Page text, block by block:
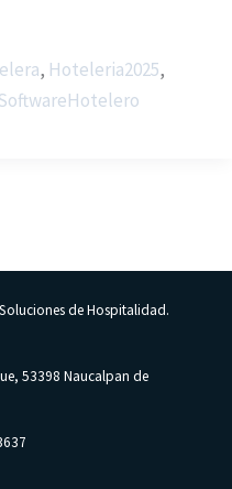
, Hoteleria2025,
de Hospitalidad.
53398 Naucalpan de